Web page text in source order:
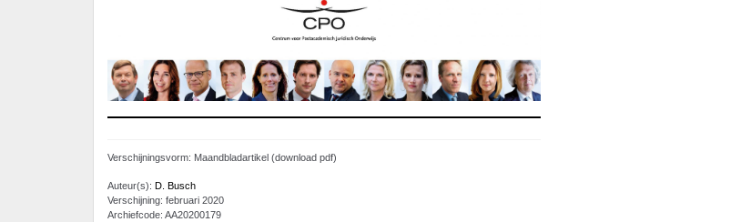
Verschijningsvorm: Maandbladartikel (download pdf)
Auteur(s): D. Busch
Verschijning: februari 2020
Archiefcode: AA20200179